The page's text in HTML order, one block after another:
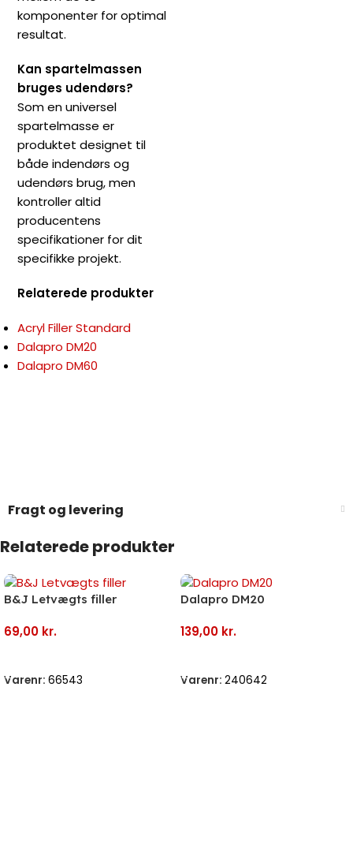
komponenter for optimal
resultat.
Kan spartelmassen
bruges udendørs?
Som en universel
spartelmasse er
produktet designet til
både indendørs og
udendørs brug, men
kontroller altid
producentens
specifikationer for dit
specifikke projekt.
Relaterede produkter
Acryl Filler Standard
Dalapro DM20
Dalapro DM60
Fragt og levering
Relaterede produkter
B&J Letvægts filler
69,00 kr.
Varenr: 66543
Dalapro DM20
139,00 kr.
Varenr: 240642